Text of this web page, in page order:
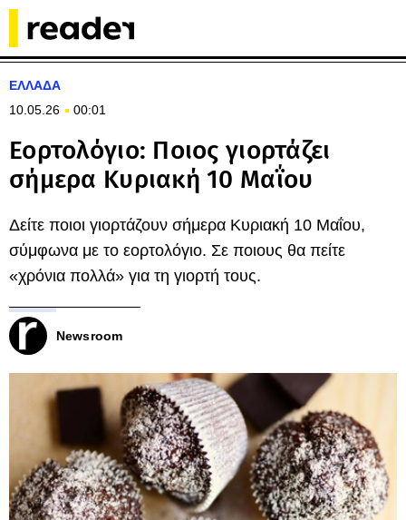
ΕΛΛΑΔΑ
10.05.26
00:01
Εορτολόγιο: Ποιος γιορτάζει
σήμερα Κυριακή 10 Μαΐου
Δείτε ποιοι γιορτάζουν σήμερα Κυριακή 10 Μαΐου,
σύμφωνα με το εορτολόγιο. Σε ποιους θα πείτε
«χρόνια πολλά» για τη γιορτή τους.
Newsroom